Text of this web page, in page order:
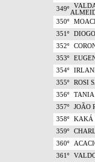
349º
350º
351º
352º
353º
354º
355º
ROSI
356º
TANIA
357º
JOÃO
358º
KAKÁ
359º
360º
361º